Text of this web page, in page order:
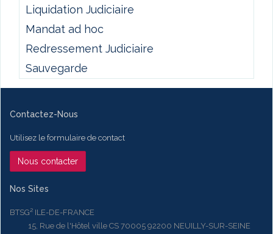
Liquidation Judiciaire
Mandat ad hoc
Redressement Judiciaire
Sauvegarde
Contactez-Nous
Utilisez le formulaire de contact
Nous contacter
Nos Sites
BTSG² ILE-DE-FRANCE
15, Rue de l'Hôtel ville CS 70005 92200 NEUILLY-SUR-SEINE